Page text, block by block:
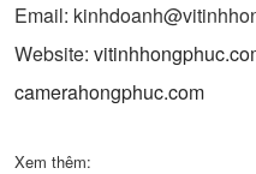
Email:
Website:
camerahongphuc.com
Xem thêm: